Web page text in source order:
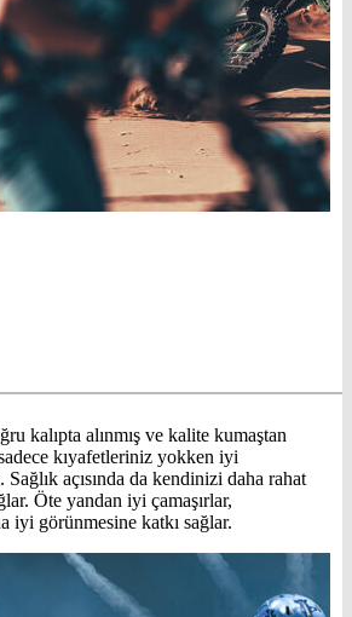
kalıpta alınmış ve kalite kumaştan
kıyafetleriniz yokken iyi
açısında da kendinizi daha rahat
Öte yandan iyi çamaşırlar,
iyi görünmesine katkı sağlar.